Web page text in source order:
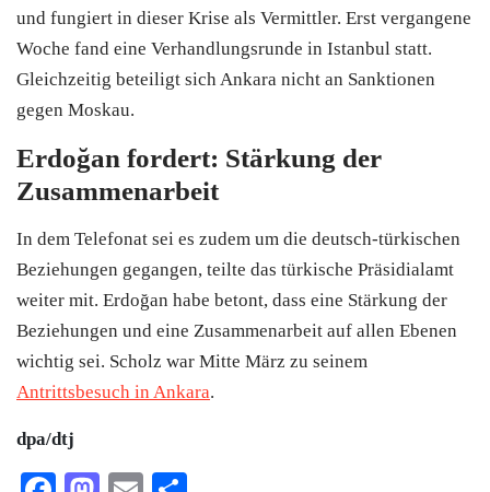
und fungiert in dieser Krise als Vermittler. Erst vergangene
Woche fand eine Verhandlungsrunde in Istanbul statt.
Gleichzeitig beteiligt sich Ankara nicht an Sanktionen
gegen Moskau.
Erdoğan fordert: Stärkung der
Zusammenarbeit
In dem Telefonat sei es zudem um die deutsch-türkischen
Beziehungen gegangen, teilte das türkische Präsidialamt
weiter mit. Erdoğan habe betont, dass eine Stärkung der
Beziehungen und eine Zusammenarbeit auf allen Ebenen
wichtig sei. Scholz war Mitte März zu seinem
Antrittsbesuch in Ankara.
dpa/dtj